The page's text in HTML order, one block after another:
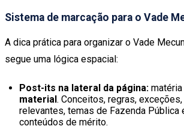
Sistema de marcação para o Vade
A dica prática para organizar o Vade
segue uma lógica espacial:
Post-its na lateral da página:
material . Conceitos, regras,
relevantes, temas de Fazenda Pública
conteúdos de mérito.